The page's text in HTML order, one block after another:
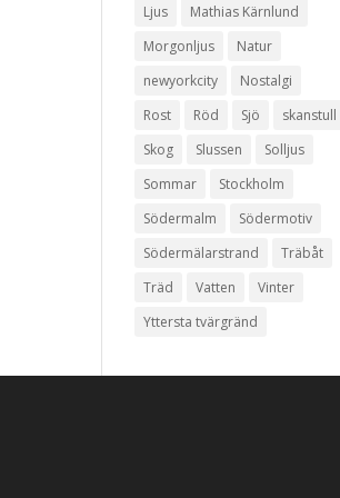
Ljus
Mathias Kärnlund
Morgonljus
Natur
newyorkcity
Nostalgi
Rost
Röd Sjö
skanstull
Skog
Slussen
Solljus
Sommar
Stockholm
Södermalm
Södermotiv
Södermälarstrand
Träbåt
Träd
Vatten
Vinter
Yttersta tvärgränd